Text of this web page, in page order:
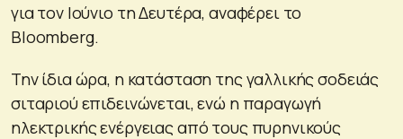
για τον Ιούνιο τη Δευτέρα, αναφέρει το
Bloomberg.
Την ίδια ώρα, η κατάσταση της γαλλικής σοδειάς
σιταριού επιδεινώνεται, ενώ η παραγωγή
ηλεκτρικής ενέργειας από τους πυρηνικούς